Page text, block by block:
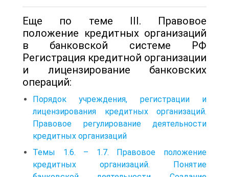
Еще по теме III. Правовое
положение кредитных организаций
в банковской системе РФ
Регистрация кредитной организации
и лицензирование банковских
операций:
Порядок учреждения, регистрации и
лицензирования кредитных организаций.
Правовое регулирование деятельности
кредитных организаций
Темы 1.6. – 1.7. Правовое положение
кредитных организаций. Понятие